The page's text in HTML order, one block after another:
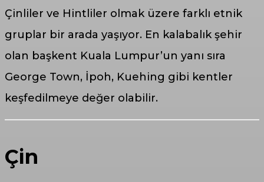
Çinliler ve Hintliler olmak üzere farklı etnik
gruplar bir arada yaşıyor. En kalabalık şehir
olan başkent Kuala Lumpur’un yanı sıra
George Town, İpoh, Kuehing gibi kentler
keşfedilmeye değer olabilir.
Çin